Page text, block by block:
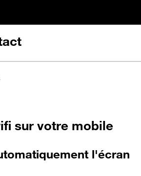
sur votre mobile
l'écran